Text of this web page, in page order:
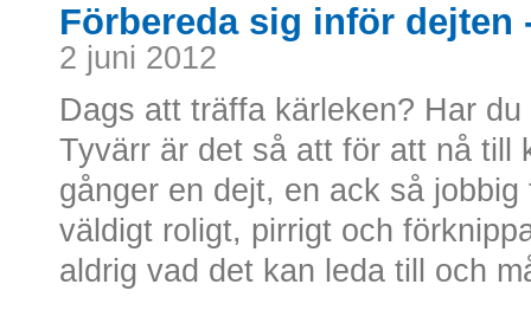
Förbereda sig inför dejten
2 juni 2012
Dags att träffa kärleken? Har
Tyvärr är det så att för att nå till
gånger en dejt, en ack så
väldigt roligt, pirrigt och
aldrig vad det kan leda till och